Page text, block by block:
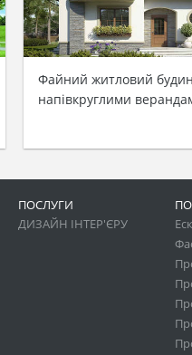
Файний житловий
напівкруглими
ПОСЛУГИ
ДИЗАЙН ІНТЕР'ЄРУ